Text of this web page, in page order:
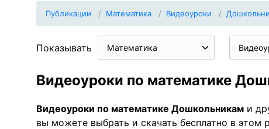
Публикации Математика Видеоуроки
Показывать Математика
Видеоуроки по математике
Видеоуроки по математике Дошкольникам и
вы можете выбрать и скачать бесплатно в этом